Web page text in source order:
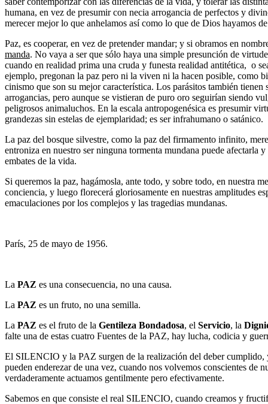
humana, en vez de presumir con necia arrogancia de perfectos y
merecer mejor lo que anhelamos así como lo que de Dios hayamos
Paz, es cooperar, en vez de pretender mandar; y si obramos en
manda. No vaya a ser que sólo haya una simple presunción de
cuando en realidad prima una cruda y funesta realidad antitética, o
ejemplo, pregonan la paz pero ni la viven ni la hacen posible, como
cinismo que son su mejor característica. Los parásitos también tienen
arrogancias, pero aunque se vistieran de puro oro seguirían siendo
peligrosos animaluchos. En la escala antropogenésica es presumir
grandezas sin estelas de ejemplaridad; es ser infrahumano o satánico.
La paz del bosque silvestre, como la paz del firmamento infinito,
entroniza en nuestro ser ninguna tormenta mundana puede afectarla
embates de la vida.
Si queremos la paz, hagámosla, ante todo, y sobre todo, en nuestra
conciencia, y luego florecerá gloriosamente en nuestras amplitudes
emaculaciones por los complejos y las tragedias mundanas.
París, 25 de mayo de 1956.
La PAZ es una consecuencia, no una causa.
La PAZ es un fruto, no una semilla.
La PAZ es el fruto de la Gentileza Bondadosa, el Servicio, la
falte una de estas cuatro Fuentes de la PAZ, hay lucha, codicia y
El SILENCIO y la PAZ surgen de la realización del deber cumplido,
pueden enderezar de una vez, cuando nos volvemos conscientes de
verdaderamente actuamos gentilmente pero efectivamente.
Sabemos en que consiste el real SILENCIO, cuando creamos y